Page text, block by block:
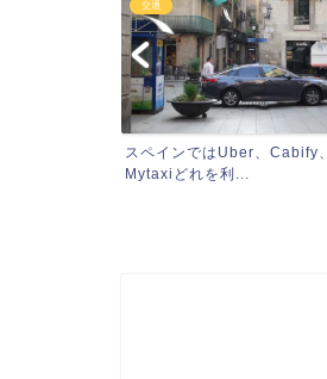
交通
スペインではUber、Cabify、
Mytaxiどれを利...